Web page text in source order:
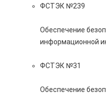
ФСТЭК №239
Обеспечение
информационной
ФСТЭК №31
Обеспечение